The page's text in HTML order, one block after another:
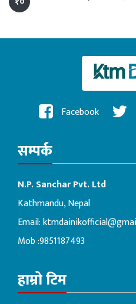
Facebook
सम्पर्क
N.P. Sanchar Pvt. Ltd
Kathmandu, Nepal
Email:
Mob :9851187493
हाम्रो टिम